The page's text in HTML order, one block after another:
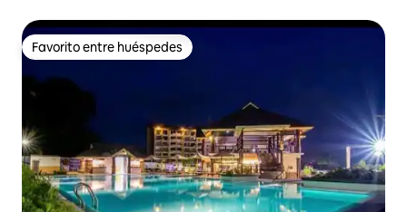
Favorito entre huéspedes
Favorito entre huéspedes